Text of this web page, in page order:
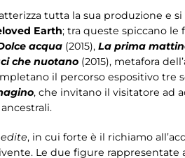
tutta la sua produzione e
Earth; tra queste spiccano
acqua (2015), La prima
che nuotano (2015), metafora
il percorso espositivo tre
, che invitano il visitatore ad
, in cui forte è il richiamo
Le due figure rappresentate